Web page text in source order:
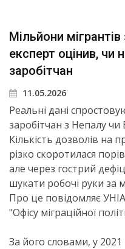
Мільйони
експерт оцінив, чи
заробітчан
11.05.2026
Реальні дані
заробітчан з Непалу
Кількість дозволів на
різко скоротилася
але через гострий
шукати робочі руки за
Про це повідомляє
"Офісу міграційної
За його словами, у 2021